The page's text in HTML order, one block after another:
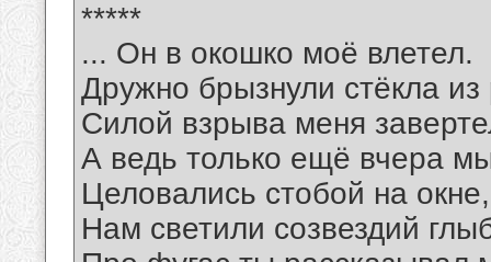
*****
... Он в окошко моё влетел.
Дружно брызнули стёкла
Силой взрыва меня
А ведь только ещё вчера
Целовались стобой на окне,
Нам светили созвездий